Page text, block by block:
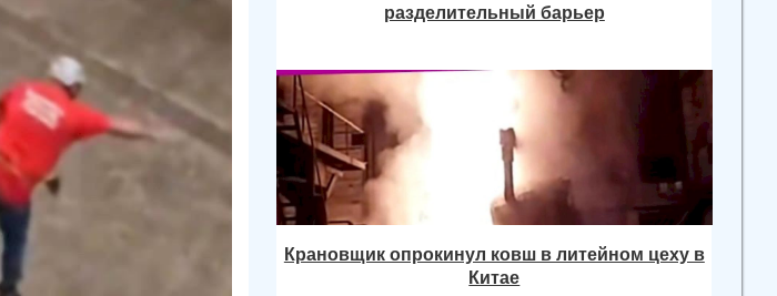
разделительный барьер
Крановщик опрокинул ковш в литейном цеху в
Китае